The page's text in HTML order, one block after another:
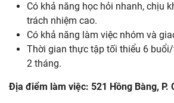
Có khả năng học hỏi nhanh, chịu
trách nhiệm cao.
Có khả năng làm việc nhóm và
Thời gian thực tập tối thiểu 6
2 tháng.
Địa điểm làm việc: 521 Hồng Bàng, P.